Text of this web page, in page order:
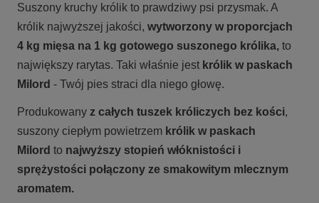
Suszony kruchy królik to prawdziwy psi przysmak. A
królik najwyższej jakości, wytworzony w proporcjach
4 kg mięsa na 1 kg gotowego suszonego królika, to
największy rarytas. Taki właśnie jest królik w paskach
Milord - Twój pies straci dla niego głowę.
Produkowany z całych tuszek króliczych bez kości,
suszony ciepłym powietrzem królik w paskach
Milord to najwyższy stopień włóknistości i
sprężystości połączony ze smakowitym mlecznym
aromatem.